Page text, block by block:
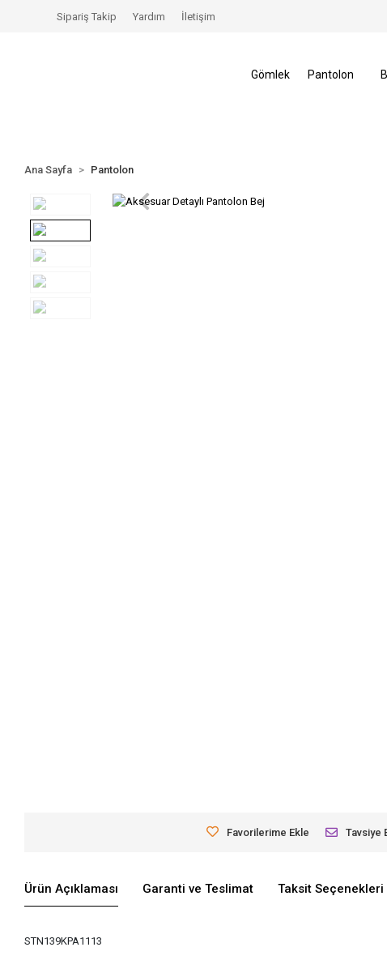
İndirimler Tüm Alışverişlerinizde Kargo Ücretsiz!
Sipariş Takip Yardım İletişim
Gömlek Pantolon
Ana Sayfa Pantolon
Favorilerime Ekle Tavsiye
Ürün Açıklaması Garanti ve Teslimat Taksit Seçenekleri
STN139KPA1113